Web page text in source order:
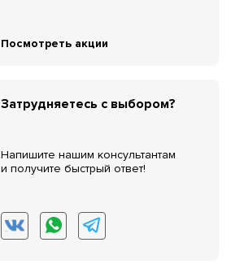
Посмотреть акции
Затрудняетесь с выбором?
Напишите нашим консультантам
и получите быстрый ответ!